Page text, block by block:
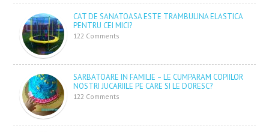
CAT DE SANATOASA ESTE TRAMBULINA ELASTICA
PENTRU CEI MICI?
122 Comments
SARBATOARE IN FAMILIE – LE CUMPARAM COPIILOR
NOSTRI JUCARIILE PE CARE SI LE DORESC?
122 Comments